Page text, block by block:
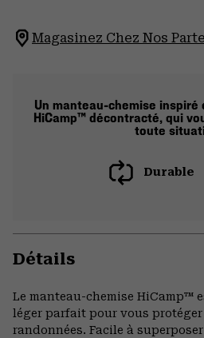
Magasinez Chez Nos
Un manteau-chemise
HiCamp™ décontracté, qui
toute
Durable
Détails
Le manteau-chemise HiCamp™
léger parfait pour vous
randonnées. Facile à